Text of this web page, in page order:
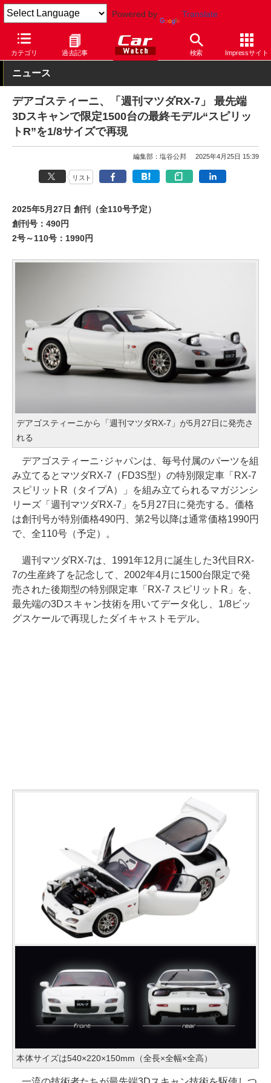
Powered by Translate
カテゴリ 過去記事 検索 Impressサイト
Car Watch 自動車 マツダ
ニュース
デアゴスティーニ、「週刊マツダRX-7」 最先端
3Dスキャンで限定1500台の最終モデル“スピリッ
トR”を1/8サイズで再現
編集部：塩谷公邦 2025年4月25日 15:39
リスト
2025年5月27日 創刊（全110号予定）
創刊号：490円
2号～110号：1990円
デアゴスティーニから「週刊マツダRX-7」が5月27日に発売さ
れる
デアゴスティーニ･ジャパンは、毎号付属のパーツを組
み立てるとマツダRX-7（FD3S型）の特別限定車「RX-7
スピリットR（タイプA）」を組み立てられるマガジンシ
リーズ「週刊マツダRX-7」を5月27日に発売する。価格
は創刊号が特別価格490円、第2号以降は通常価格1990円
で、全110号（予定）。
週刊マツダRX-7は、1991年12月に誕生した3代目RX-
7の生産終了を記念して、2002年4月に1500台限定で発
売された後期型の特別限定車「RX-7 スピリットR」を、
最先端の3Dスキャン技術を用いてデータ化し、1/8ビッ
グスケールで再現したダイキャストモデル。
本体サイズは540×220×150mm（全長×全幅×全高）